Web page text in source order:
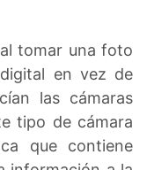
tomar una foto
en vez de
las cámaras
tipo de cámara
que contiene